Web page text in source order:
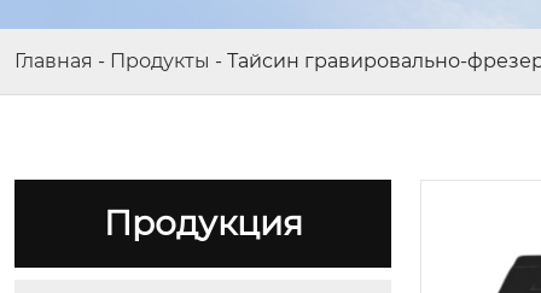
Главная - Продукты - Тайсин гравировально-
Продукция